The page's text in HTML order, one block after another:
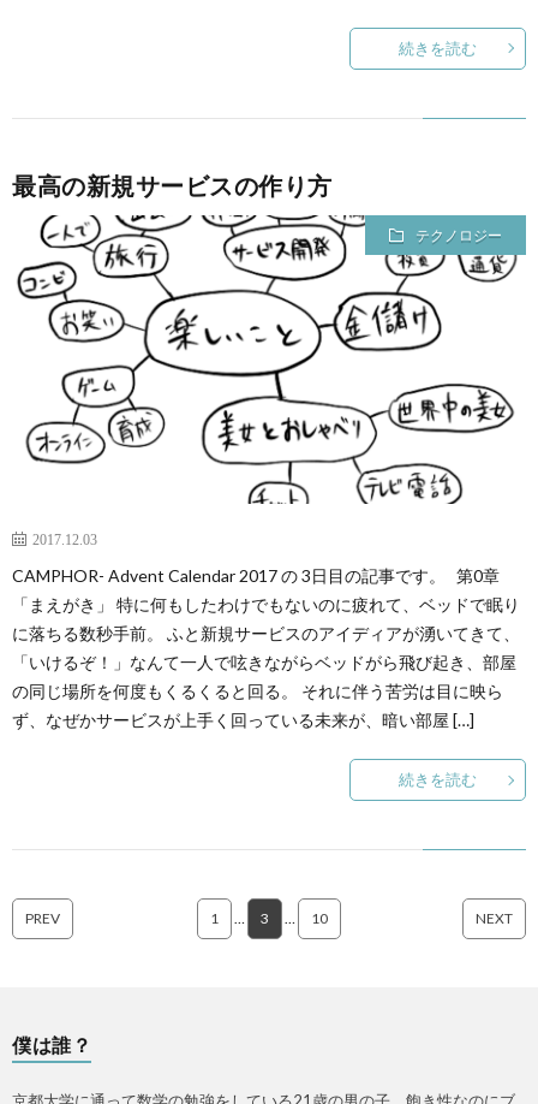
続きを読む
最高の新規サービスの作り方
テクノロジー
2017.12.03
CAMPHOR- Advent Calendar 2017 の 3日目の記事です。 第0章
「まえがき」 特に何もしたわけでもないのに疲れて、ベッドで眠り
に落ちる数秒手前。 ふと新規サービスのアイディアが湧いてきて、
「いけるぞ！」なんて一人で呟きながらベッドがら飛び起き、部屋
の同じ場所を何度もくるくると回る。 それに伴う苦労は目に映ら
ず、なぜかサービスが上手く回っている未来が、暗い部屋 […]
続きを読む
PREV 1 … 3 … 10 NEXT
僕は誰？